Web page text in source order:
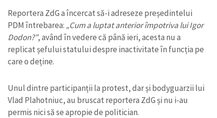
Reportera ZdG a încercat să-i adreseze președintelui
PDM întrebarea: „Cum a luptat anterior împotriva lui Igor
Dodon?”, având în vedere că până ieri, acesta nu a
replicat șefului statului despre inactivitate în funcția pe
care o deține.
Unul dintre participanții la protest, dar și bodyguarzii lui
Vlad Plahotniuc, au bruscat reportera ZdG și nu i-au
permis nici să se apropie de politician.